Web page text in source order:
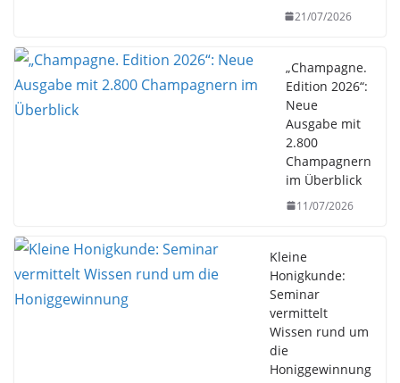
21/07/2026
„Champagne.
Edition 2026“:
Neue
Ausgabe mit
2.800
Champagnern
im Überblick
11/07/2026
Kleine
Honigkunde:
Seminar
vermittelt
Wissen rund um
die
Honiggewinnung